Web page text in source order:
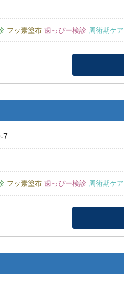
フッ素塗布 歯っぴー検診 周術期ケア
7
フッ素塗布 歯っぴー検診 周術期ケア